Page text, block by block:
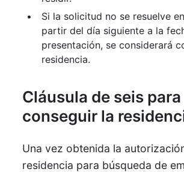
Si la solicitud no se resuelve
partir del día siguiente a la
presentación, se considerará
residencia.
Cláusula de seis para
conseguir la
Una vez obtenida la
residencia para búsqueda de